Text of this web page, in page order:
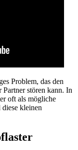
Problem, das den
stören kann. In
oft als mögliche
kleinen